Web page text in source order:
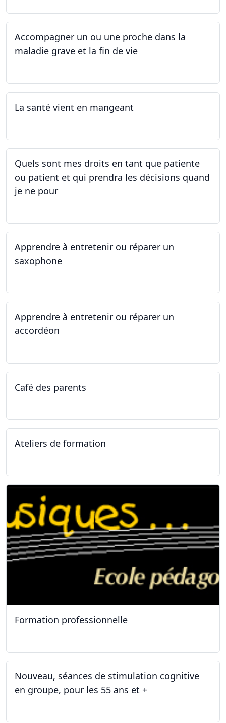
Accompagner un ou une proche dans la
maladie grave et la fin de vie
La santé vient en mangeant
Quels sont mes droits en tant que patiente
ou patient et qui prendra les décisions quand
je ne pour
Apprendre à entretenir ou réparer un
saxophone
Apprendre à entretenir ou réparer un
accordéon
Café des parents
Ateliers de formation
Formation professionnelle
Nouveau, séances de stimulation cognitive
en groupe, pour les 55 ans et +